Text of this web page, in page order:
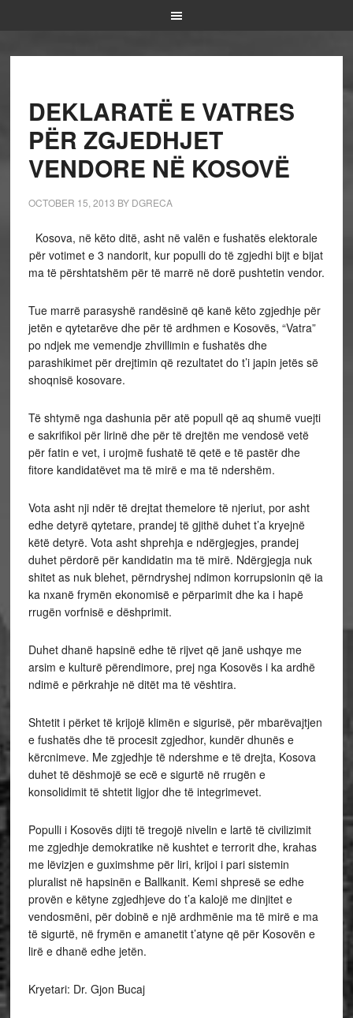
DEKLARATË E VATRES
PËR ZGJEDHJET
VENDORE NË KOSOVË
OCTOBER 15, 2013 BY DGRECA
Kosova, në këto ditë, asht në valën e fushatës elektorale
për votimet e 3 nandorit, kur populli do të zgjedhi bijt e bijat
ma të përshtatshëm për të marrë në dorë pushtetin vendor.
Tue marrë parasyshë randësinë që kanë këto zgjedhje për
jetën e qytetarëve dhe për të ardhmen e Kosovës, “Vatra”
po ndjek me vemendje zhvillimin e fushatës dhe
parashikimet për drejtimin që rezultatet do t’i japin jetës së
shoqnisë kosovare.
Të shtymë nga dashunia për atë popull që aq shumë vuejti
e sakrifikoi për lirinë dhe për të drejtën me vendosë vetë
për fatin e vet, i urojmë fushatë të qetë e të pastër dhe
fitore kandidatëvet ma të mirë e ma të ndershëm.
Vota asht nji ndër të drejtat themelore të njeriut, por asht
edhe detyrë qytetare, prandej të gjithë duhet t’a kryejnë
këtë detyrë. Vota asht shprehja e ndërgjegjes, prandej
duhet përdorë për kandidatin ma të mirë. Ndërgjegja nuk
shitet as nuk blehet, përndryshej ndimon korrupsionin që ia
ka nxanë frymën ekonomisë e përparimit dhe ka i hapë
rrugën vorfnisë e dëshprimit.
Duhet dhanë hapsinë edhe të rijvet që janë ushqye me
arsim e kulturë përendimore, prej nga Kosovës i ka ardhë
ndimë e përkrahje në ditët ma të vështira.
Shtetit i përket të krijojë klimën e sigurisë, për mbarëvajtjen
e fushatës dhe të procesit zgjedhor, kundër dhunës e
kërcnimeve. Me zgjedhje të ndershme e të drejta, Kosova
duhet të dëshmojë se ecë e sigurtë në rrugën e
konsolidimit të shtetit ligjor dhe të integrimevet.
Populli i Kosovës dijti të tregojë nivelin e lartë të civilizimit
me zgjedhje demokratike në kushtet e terrorit dhe, krahas
me lëvizjen e guximshme për liri, krijoi i pari sistemin
pluralist në hapsinën e Ballkanit. Kemi shpresë se edhe
provën e këtyne zgjedhjeve do t’a kalojë me dinjitet e
vendosmëni, për dobinë e një ardhmënie ma të mirë e ma
të sigurtë, në frymën e amanetit t’atyne që për Kosovën e
lirë e dhanë edhe jetën.
Kryetari: Dr. Gjon Bucaj